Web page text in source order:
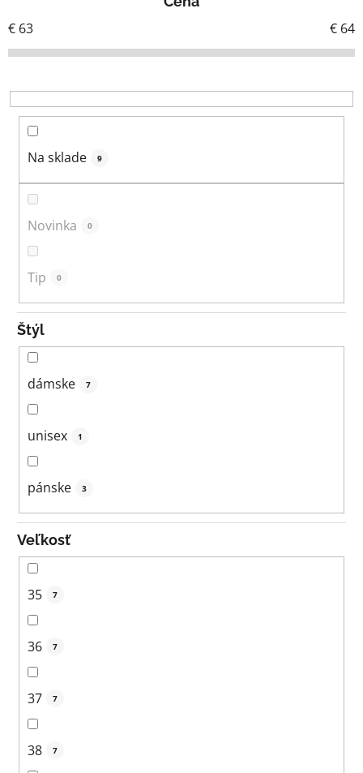
i
e
r
o
€ 63 € 64
Na sklade 9
Novinka 0
Tip 0
Štýl
dámske 7
unisex 1
pánske 3
Veľkosť
35 7
36 7
37 7
38 7